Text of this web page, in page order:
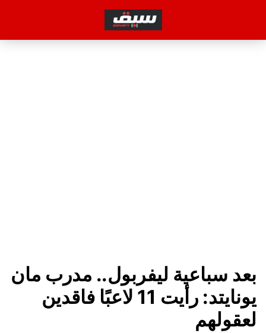
بعد سباعية ليفربول.. مدرب مان
يونايتد: رأيت 11 لاعبًا فاقدين
لعقولهم